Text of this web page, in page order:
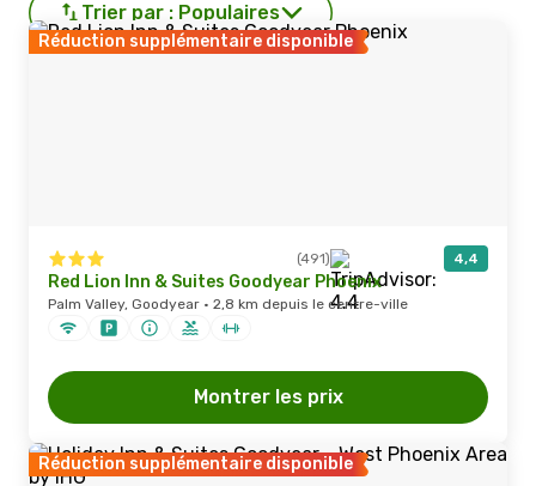
Trier par : Populaires
Réduction supplémentaire disponible
(491) 4,4
Red Lion Inn & Suites Goodyear Phoenix
Palm Valley, Goodyear · 2,8 km depuis le centre-ville
Montrer les prix
Réduction supplémentaire disponible